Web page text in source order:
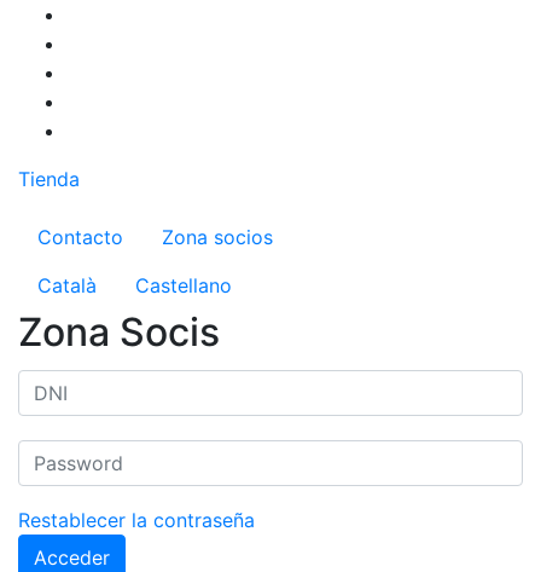
Pasar
contenido
principal
Tienda
Menú del compte d'usuari
Contacto
Zona socios
Català
Castellano
Zona Socis
Restablecer la contraseña
Acceder